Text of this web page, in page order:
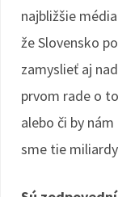
najbližšie
že Slovensko
zamyslieť aj
prvom rade o
alebo či by
sme tie